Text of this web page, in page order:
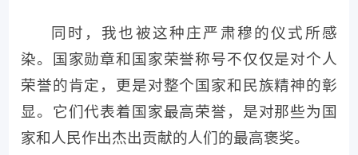
同时，我也被这种庄严肃穆的仪式所感
染。国家勋章和国家荣誉称号不仅仅是对个人
荣誉的肯定，更是对整个国家和民族精神的彰
显。它们代表着国家最高荣誉，是对那些为国
家和人民作出杰出贡献的人们的最高褒奖。